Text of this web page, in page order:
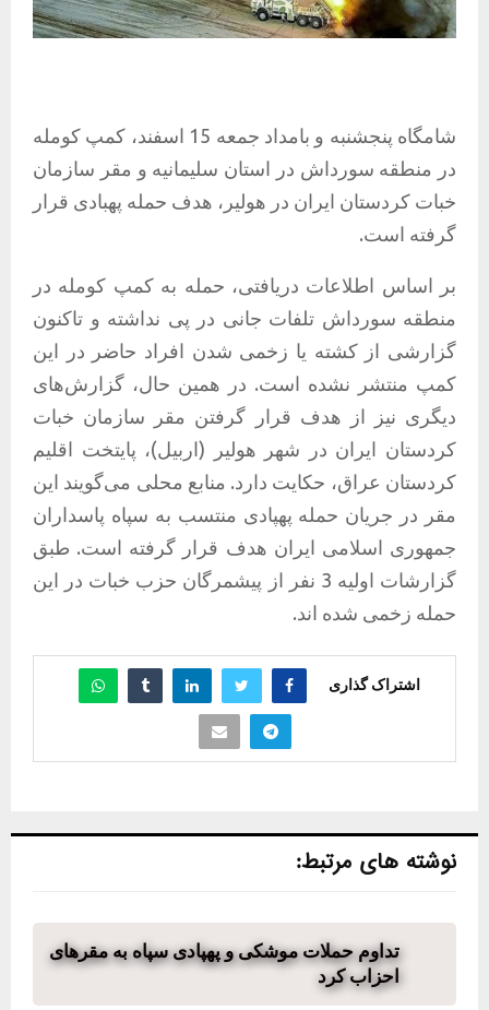
شامگاه پنجشنبه و بامداد جمعه 15 اسفند، کمپ‌ کومله
در منطقه سورداش در استان سلیمانیه و مقر سازمان
خبات کردستان ایران در هولیر، هدف حمله پهبادی قرار
گرفته است.
بر اساس اطلاعات دریافتی، حمله به کمپ‌ کومله در
منطقه سورداش تلفات جانی در پی نداشته و تاکنون
گزارشی از کشته یا زخمی شدن افراد حاضر در این
کمپ منتشر نشده است. در همین حال، گزارش‌های
دیگری نیز از هدف قرار گرفتن مقر سازمان خبات
کردستان ایران در شهر هولیر (اربیل)، پایتخت اقلیم
کردستان عراق، حکایت دارد. منابع محلی می‌گویند این
مقر در جریان حمله پهپادی منتسب به سپاه پاسداران
جمهوری اسلامی ایران هدف قرار گرفته است. طبق
گزارشات اولیه 3 نفر از پیشمرگان حزب خبات در این
حمله زخمی شده اند.
اشتراک گذاری
نوشته های مرتبط:
تداوم حملات موشکی و پهپادی سپاه به مقرهای
احزاب کرد